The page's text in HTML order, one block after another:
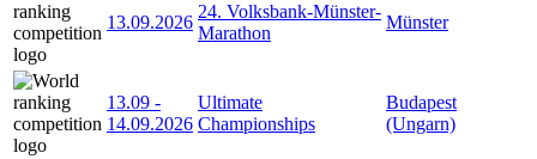
13.09.2026
24. Volksbank-Münster-
Marathon
Münster
13.09 -
14.09.2026
Ultimate
Championships
Budapest
(Ungarn)